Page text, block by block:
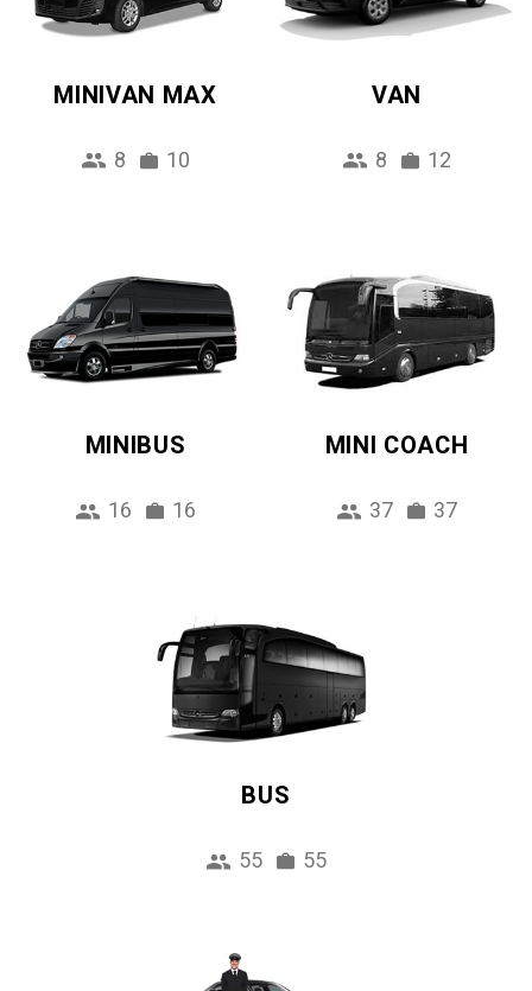
MINIVAN MAX
8 10
VAN
8 12
MINIBUS
16 16
MINI COACH
37 37
BUS
55 55